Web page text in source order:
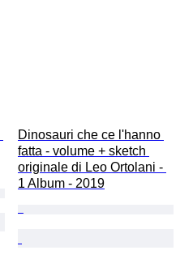
Dinosauri che ce l'hanno
fatta - volume + sketch
originale di Leo Ortolani -
1 Album - 2019